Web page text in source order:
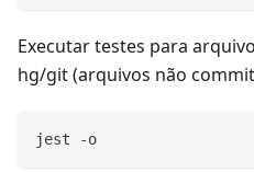
Executar testes para
hg/git (arquivos não
jest -o